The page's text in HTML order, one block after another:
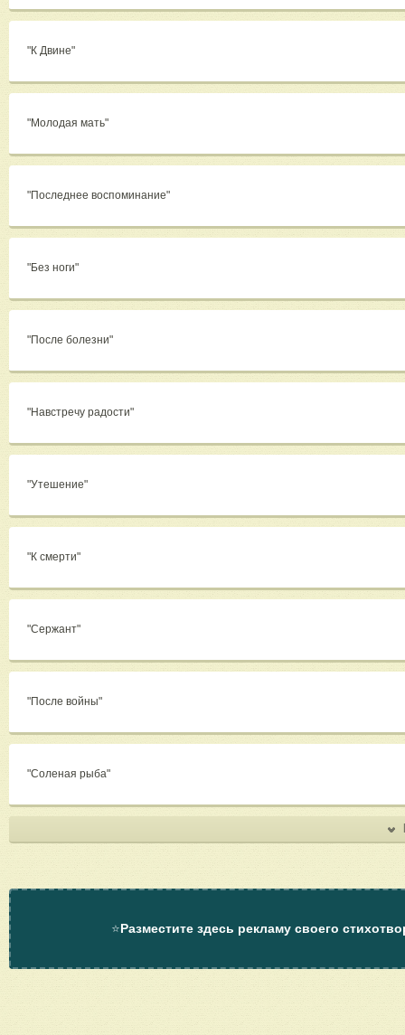
"К Двине"
"Молодая мать"
"Последнее воспоминание"
"Без ноги"
"После болезни"
"Навстречу радости"
"Утешение"
"К смерти"
"Сержант"
"После войны"
"Соленая рыба"
⭐Разместите здесь рекламу своего